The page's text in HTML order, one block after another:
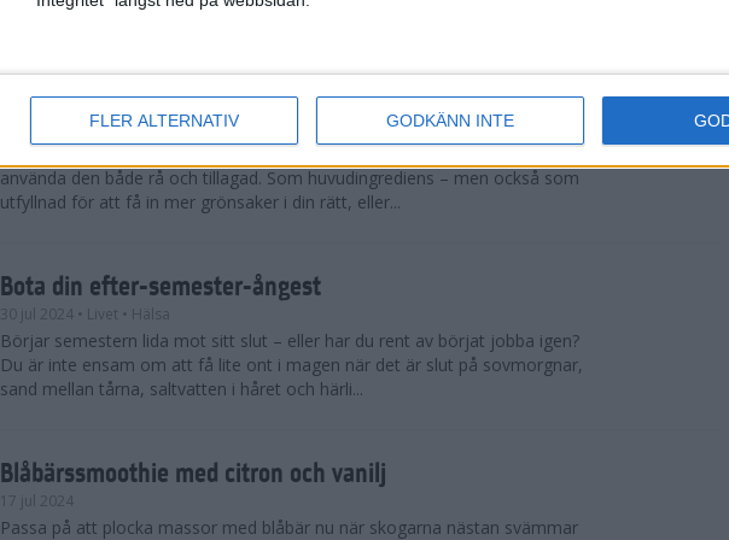
FLER ALTERNATIV GODKÄNN INTE
tips både till dig som satsar på ett rejält pers och t...
Enkla och goda zucchinirecept
• Livet• Recept
använda den både rå och tillagad. Som huvudingrediens – men också som
utfyllnad för att få in mer grönsaker i din rätt, eller...
Bota din efter-semester-ångest
30 jul 2024 • Livet • Hälsa
Börjar semestern lida mot sitt slut – eller har du rent av börjat jobba igen?
Du är inte ensam om att få lite ont i magen när det är slut på sovmorgnar,
sand mellan tårna, saltvatten i håret och härli...
Blåbärssmoothie med citron och vanilj
17 jul 2024
Passa på att plocka massor med blåbär nu när skogarna nästan svämmar